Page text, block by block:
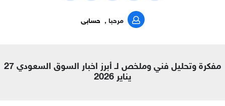
مرحبا , حسابى
مفكرة وتحليل فني وملخص لـ أبرز اخبار السوق السعودي 27
يناير 2026